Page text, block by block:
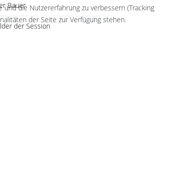
Bauer
der Session
die Nutzererfahrung zu verbessern (Tracking
der Seite zur Verfügung stehen.